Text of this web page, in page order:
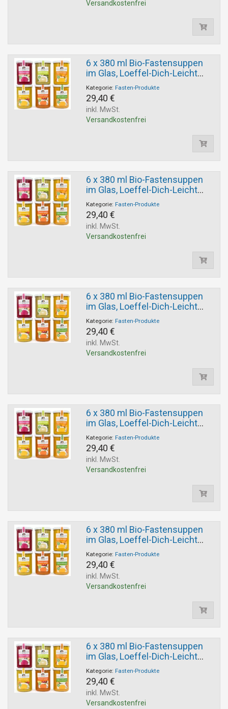
Versandkostenfrei
6 x 380 ml Bio-Fastensuppen
im Glas, Loeffel-Dich-Leicht
Auswahl
Kategorie: Fasten-Produkte
29,40 €
inkl. MwSt.
Versandkostenfrei
6 x 380 ml Bio-Fastensuppen
im Glas, Loeffel-Dich-Leicht
Auswahl
Kategorie: Fasten-Produkte
29,40 €
inkl. MwSt.
Versandkostenfrei
6 x 380 ml Bio-Fastensuppen
im Glas, Loeffel-Dich-Leicht
Auswahl
Kategorie: Fasten-Produkte
29,40 €
inkl. MwSt.
Versandkostenfrei
6 x 380 ml Bio-Fastensuppen
im Glas, Loeffel-Dich-Leicht
Auswahl
Kategorie: Fasten-Produkte
29,40 €
inkl. MwSt.
Versandkostenfrei
6 x 380 ml Bio-Fastensuppen
im Glas, Loeffel-Dich-Leicht
Auswahl
Kategorie: Fasten-Produkte
29,40 €
inkl. MwSt.
Versandkostenfrei
6 x 380 ml Bio-Fastensuppen
im Glas, Loeffel-Dich-Leicht
Auswahl
Kategorie: Fasten-Produkte
29,40 €
inkl. MwSt.
Versandkostenfrei